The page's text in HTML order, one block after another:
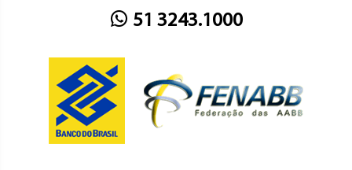
51 3243.1000